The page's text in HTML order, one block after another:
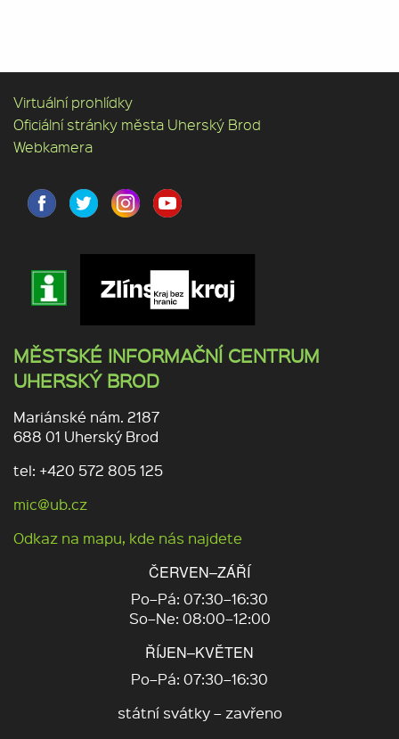
Virtuální prohlídky
Oficiální stránky města Uherský Brod
Webkamera
MĚSTSKÉ INFORMAČNÍ CENTRUM
UHERSKÝ BROD
Mariánské nám. 2187
688 01 Uherský Brod
tel: +420 572 805 125
mic@ub.cz
Odkaz na mapu, kde nás najdete
ČERVEN–ZÁŘÍ
Po–Pá: 07:30–16:30
So–Ne: 08:00–12:00
ŘÍJEN–KVĚTEN
Po–Pá: 07:30–16:30
státní svátky – zavřeno